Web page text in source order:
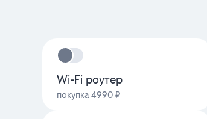
Wi-Fi роутер
покупка 4990 ₽